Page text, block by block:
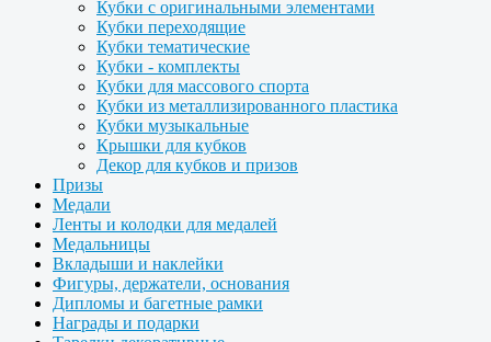
Кубки с оригинальными элементами
Кубки переходящие
Кубки тематические
Кубки - комплекты
Кубки для массового спорта
Кубки из металлизированного пластика
Кубки музыкальные
Крышки для кубков
Декор для кубков и призов
Призы
Медали
Ленты и колодки для медалей
Медальницы
Вкладыши и наклейки
Фигуры, держатели, основания
Дипломы и багетные рамки
Награды и подарки